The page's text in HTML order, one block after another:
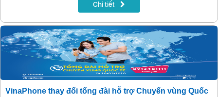
Chi tiết
VinaPhone thay đổi tổng đài hỗ trợ Chuyển vùng Quốc